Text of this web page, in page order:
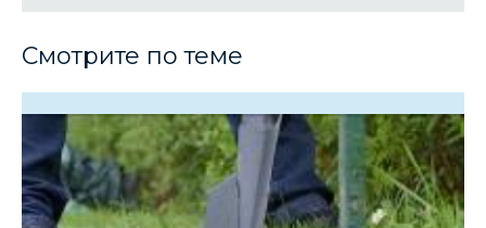
Смотрите по теме